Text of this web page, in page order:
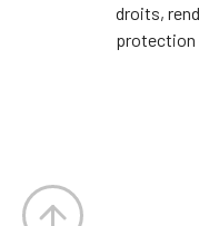
droits,
protection